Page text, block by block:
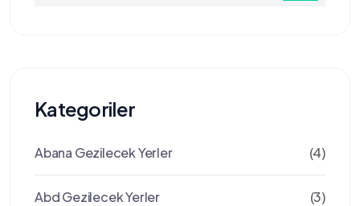
Kategoriler
Abana Gezilecek Yerler (4)
Abd Gezilecek Yerler (3)